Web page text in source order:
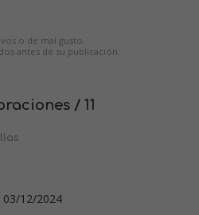
o de mal gusto.
antes de su publicación.
/ 11
03/12/2024